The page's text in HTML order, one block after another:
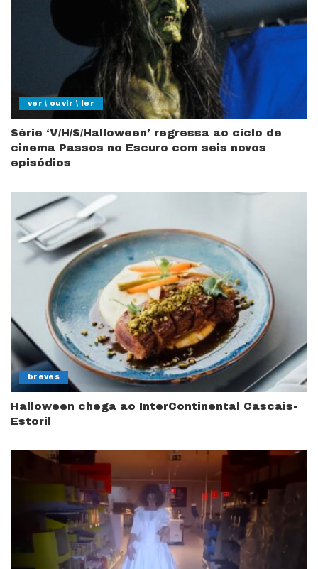
ver \ ouvir \ ler
Série ‘V/H/S/Halloween’ regressa ao ciclo de
cinema Passos no Escuro com seis novos
episódios
breves
Halloween chega ao InterContinental Cascais-
Estoril